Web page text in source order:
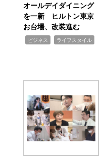
オールデイダイニング
を一新 ヒルトン東京
お台場、改装進む
ビジネス ライフスタイル